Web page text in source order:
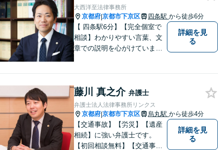
大西洋至法律事務所
京都府|京都市下京区 四条駅 から徒歩6分
【 四条駅6分】【完全個室で
相談】わかりやすい言葉、文
章での説明を心がけていま
気軽にご相談下さい。
詳細を見
る
藤川 真之介 弁護士
弁護士法人法律事務所リンクス
京都府|京都市下京区 烏丸駅 から徒歩4分
【交通事故】【労災】【遺産
相続】に強い弁護士です。
【初回相談無料】【交通事故
詳細を見
る